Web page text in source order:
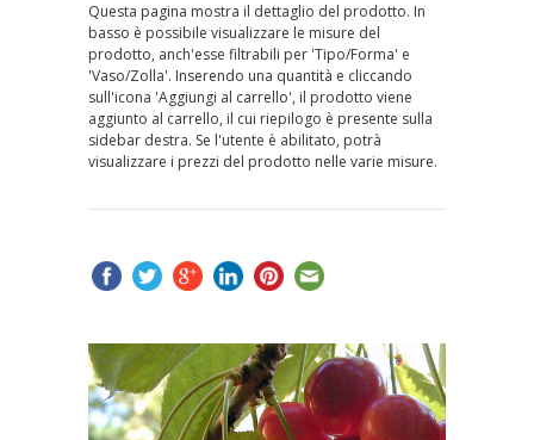
Questa pagina mostra il dettaglio del prodotto. In
basso è possibile visualizzare le misure del
prodotto, anch'esse filtrabili per 'Tipo/Forma' e
'Vaso/Zolla'. Inserendo una quantità e cliccando
sull'icona 'Aggiungi al carrello', il prodotto viene
aggiunto al carrello, il cui riepilogo è presente sulla
sidebar destra. Se l'utente è abilitato, potrà
visualizzare i prezzi del prodotto nelle varie misure.